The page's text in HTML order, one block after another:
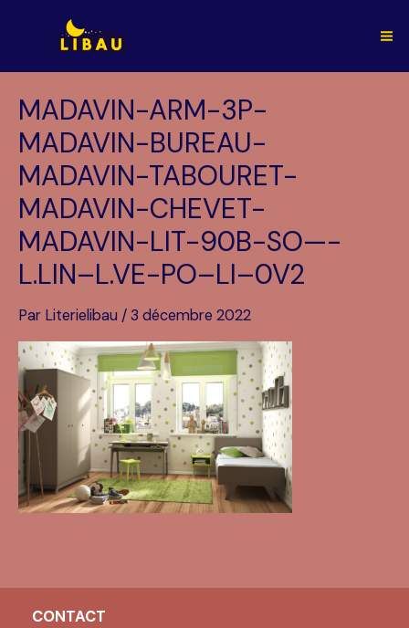
MADAVIN-ARM-3P-
MADAVIN-BUREAU-
MADAVIN-TABOURET-
MADAVIN-CHEVET-
MADAVIN-LIT-90B-SO—-
L.LIN–L.VE-PO–LI–0V2
Par Literielibau /3 décembre 2022
CONTACT